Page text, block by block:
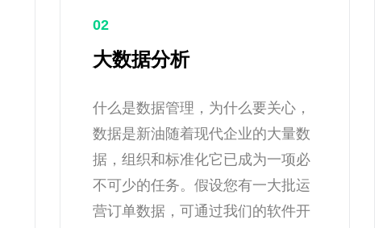
02
大数据分析
什么是数据管理，为什么要关心，
数据是新油随着现代企业的大量数
据，组织和标准化它已成为一项必
不可少的任务。假设您有一大批运
营订单数据，可通过我们的软件开